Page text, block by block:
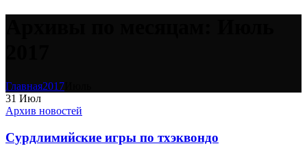
Главная2017
31 Июл
Архив новостей
Сурдлимийские игры по тхэквондо